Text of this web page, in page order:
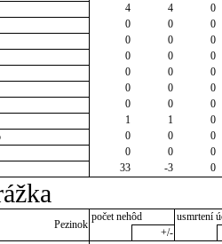
4 4
0
0 0
0
0 0
0
0 0
0
0 0
0
0 0
0
0 0
0
1 1
0
0 0
0
0 0
0
33 -3 0
Pezinok
počet nehôd
usmrtení
+/-